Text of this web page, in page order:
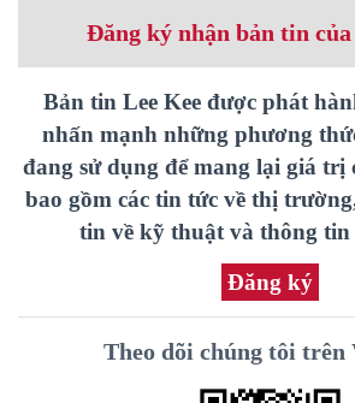
Đăng ký nhận bản tin
Bản tin Lee Kee được phát
nhấn mạnh những phương
đang sử dụng để mang lại giá trị
bao gồm các tin tức về thị
tin về kỹ thuật và thông tin
Đăng ký
Theo dõi chúng tôi trên